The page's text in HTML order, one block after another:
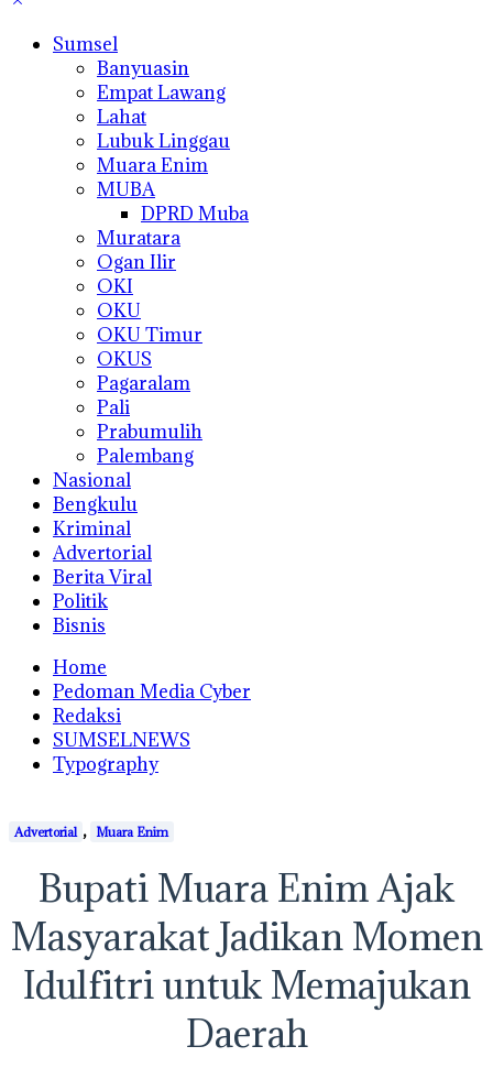
Sumsel
Banyuasin
Empat Lawang
Lahat
Lubuk Linggau
Muara Enim
MUBA
DPRD Muba
Muratara
Ogan Ilir
OKI
OKU
OKU Timur
OKUS
Pagaralam
Pali
Prabumulih
Palembang
Nasional
Bengkulu
Kriminal
Advertorial
Berita Viral
Politik
Bisnis
Home
Pedoman Media Cyber
Redaksi
SUMSELNEWS
Typography
Advertorial , Muara Enim
Bupati Muara Enim Ajak
Masyarakat Jadikan Momen
Idulfitri untuk Memajukan
Daerah